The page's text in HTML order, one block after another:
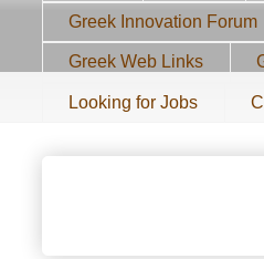
Greek Innovation Forum
Greek Web Links
Looking for Jobs